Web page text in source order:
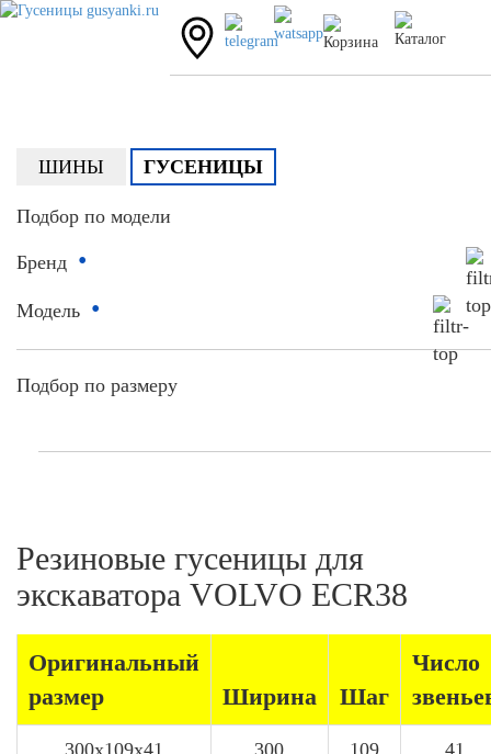
ШИНЫ ГУСЕНИЦЫ
Подбор по модели
Бренд •
Модель •
Подбор по размеру
Резиновые гусеницы для
экскаватора VOLVO ECR38
Оригинальный
размер
Ширина Шаг
Число
300x109x41 300 109 41